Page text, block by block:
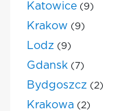
Katowice (9)
Krakow (9)
Lodz (9)
Gdansk (7)
Bydgoszcz (2)
Krakowa (2)